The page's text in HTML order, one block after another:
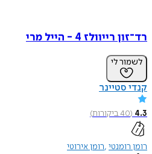
רד־זון רייוולז 4 - הייל מרי
לשמור לי
קנדי סטיינר
4.3
(
40ביקורות)
רומן רומנטי רומן אירוטי